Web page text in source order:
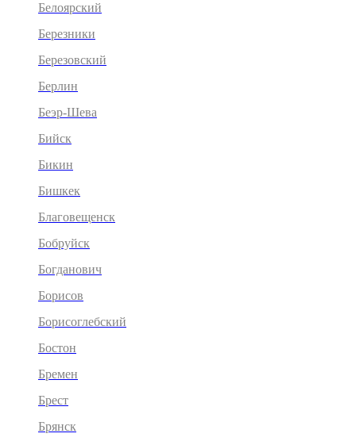
Белоярский
Березники
Березовский
Берлин
Беэр-Шева
Бийск
Бикин
Бишкек
Благовещенск
Бобруйск
Богданович
Борисов
Борисоглебский
Бостон
Бремен
Брест
Брянск